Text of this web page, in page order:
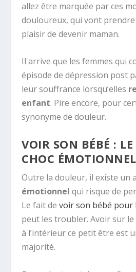
allez être marquée par ces
douloureux, qui vont
plaisir de devenir maman.
Il arrive que les femmes qui
épisode de dépression post
leur souffrance lorsqu’elles
enfant. Pire encore, pour
synonyme de douleur.
VOIR SON BÉBÉ :
CHOC ÉMOTIONNEL
Outre la douleur, il existe un
émotionnel qui risque de
Le fait devoir son bébé pour
peut les troubler. Avoir sur
à l’intérieur ce petit être est
majorité.